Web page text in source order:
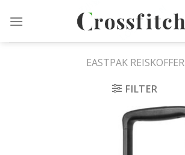
EASTPAK REISKOFFER
FILTER